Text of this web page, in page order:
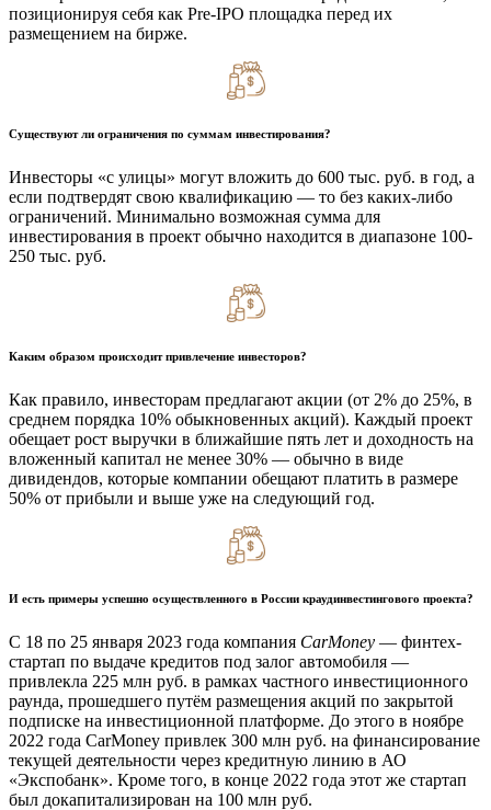
позиционируя себя как Pre-IPO площадка перед их
размещением на бирже.
Существуют ли ограничения по суммам инвестирования?
Инвесторы «с улицы» могут вложить до 600 тыс. руб. в год, а
если подтвердят свою квалификацию — то без каких-либо
ограничений. Минимально возможная сумма для
инвестирования в проект обычно находится в диапазоне 100-
250 тыс. руб.
Каким образом происходит привлечение инвесторов?
Как правило, инвесторам предлагают акции (от 2% до 25%, в
среднем порядка 10% обыкновенных акций). Каждый проект
обещает рост выручки в ближайшие пять лет и доходность на
вложенный капитал не менее 30% — обычно в виде
дивидендов, которые компании обещают платить в размере
50% от прибыли и выше уже на следующий год.
И есть примеры успешно осуществленного в России краудинвестингового проекта?
С 18 по 25 января 2023 года компания CarMoney — финтех-
стартап по выдаче кредитов под залог автомобиля —
привлекла 225 млн руб. в рамках частного инвестиционного
раунда, прошедшего путём размещения акций по закрытой
подписке на инвестиционной платформе. До этого в ноябре
2022 года CarMoney привлек 300 млн руб. на финансирование
текущей деятельности через кредитную линию в АО
«Экспобанк». Кроме того, в конце 2022 года этот же стартап
был докапитализирован на 100 млн руб.